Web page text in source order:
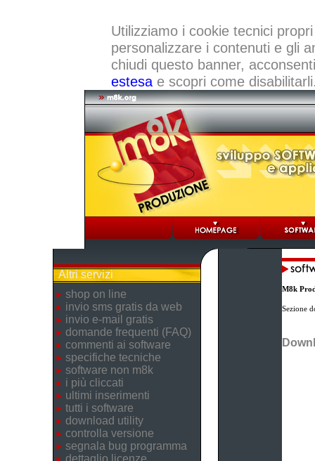
Utilizziamo i cookie tecnici
personalizzare i contenuti e gli
chiudi questo banner,
estesae scopri come
Altri servizi
shop on line
invio sms gratis da web
invio e-mail gratis
domande frequenti (FAQ)
commenti ai software
specifiche tecniche
software non m8k
i più cliccati
ultimi inserimenti
tutti i software
download utility
controlla versione
segnala bug programma
dettaglio licenze
M8k
Sezione